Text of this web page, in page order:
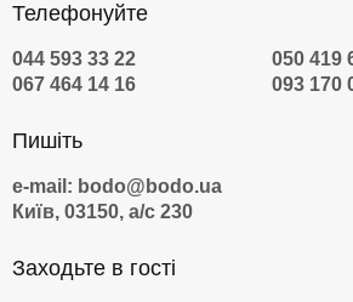
Телефонуйте
044 593 33 22
050 419
067 464 14 16
093 170
Пишіть
e-mail: bodo@bodo.ua
Київ, 03150, а/с 230
Заходьте в гості